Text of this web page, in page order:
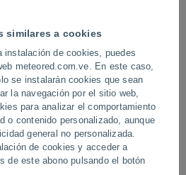
similares a cookies
instalación de cookies, puedes
meteored.com.ve. En este caso,
se instalarán cookies que sean
la navegación por el sitio web,
para analizar el comportamiento
o contenido personalizado, aunque
general no personalizada.
de cookies y acceder a
de este abono pulsando el botón
7 horas
de
Erupción y actividad
volcán de Fuego,